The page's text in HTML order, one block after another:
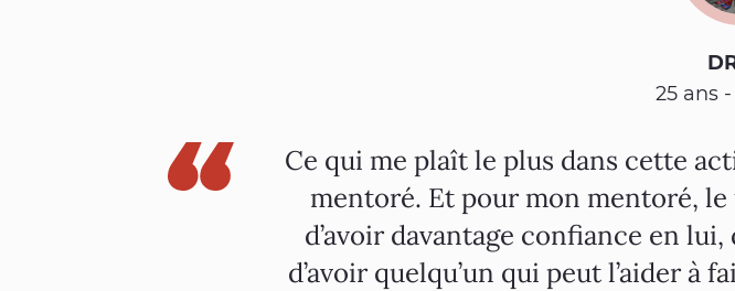
25 ans
Ce qui me plaît le plus dans cette
mentoré. Et pour mon mentoré, le
d’avoir davantage confiance en lui,
d’avoir quelqu’un qui peut l’aider à